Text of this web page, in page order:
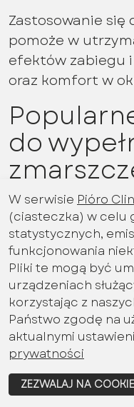
Zastosowanie się
pomoże w
efektów zabiegu
oraz komfort w
do
rynku
W
rozwojem
estetycznej,
zmarszczek
osobach
rozwiązań,
dostępnych na
Kwas
W serwisie Pióro
(ciasteczka) w celu
statystycznych,
funkcjonowania
Pliki te mogą być
urządzeniach
korzystając z
Państwo zgodę na
aktualnymi
prywatności
ZEZWALAJ NA COOKIE